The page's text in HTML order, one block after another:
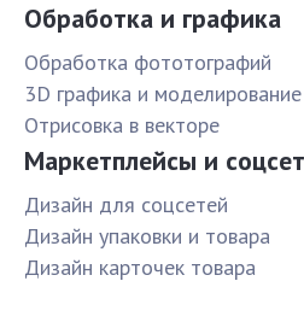
Обработка и графика
Обработка фототографий
3D графика и моделирование
Отрисовка в векторе
Маркетплейсы и
Дизайн для соцсетей
Дизайн упаковки и товара
Дизайн карточек товара